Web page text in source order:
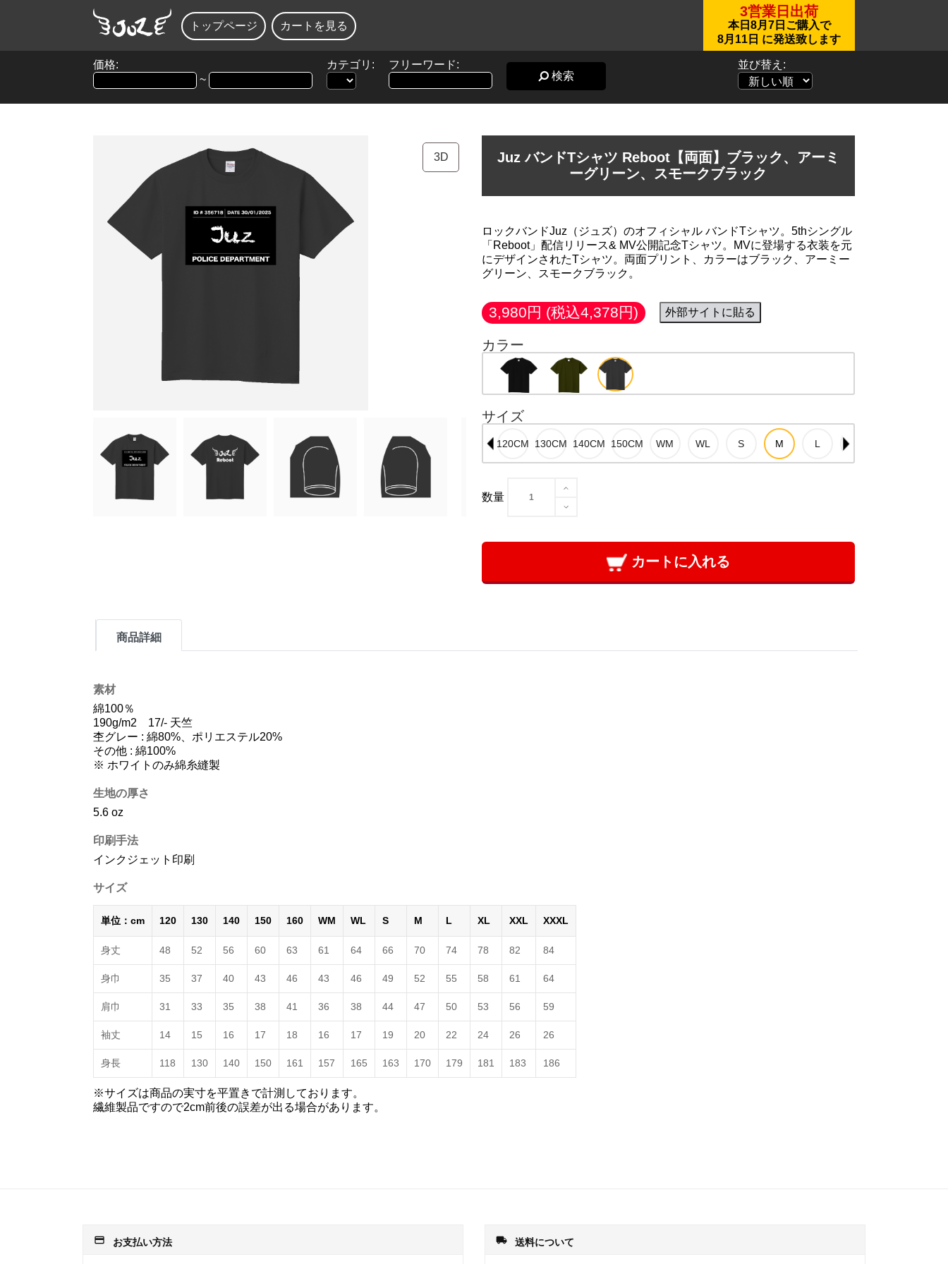
トップページ カートを見る
3営業日出荷
本日 8月7日 ご購入で
8月11日 に発送致します
価格:
~
カテゴリ:
フリーワード:
検索
並び替え:
3D
Juz バンドTシャツ Reboot【両面】ブラック、アーミ
ーグリーン、スモークブラック
ロックバンドJuz（ジュズ）のオフィシャル バンドTシャツ。5thシングル
「Reboot」配信リリース& MV公開記念Tシャツ。MVに登場する衣装を元
にデザインされたTシャツ。両面プリント、カラーはブラック、アーミー
グリーン、スモークブラック。
3,980円 (税込4,378円) 外部サイトに貼る
カラー
サイズ
数量
カートに入れる
商品詳細
素材
綿100％
190g/m2 17/- 天竺
杢グレー : 綿80%、ポリエステル20%
その他 : 綿100%
※ ホワイトのみ綿糸縫製
生地の厚さ
5.6 oz
印刷手法
インクジェット印刷
サイズ
単位：cm 120 130 140 150 160 WM WL S M L XL XXL XXXL
身丈 48 52 56 60 63 61 64 66 70 74 78 82 84
身巾 35 37 40 43 46 43 46 49 52 55 58 61 64
肩巾 31 33 35 38 41 36 38 44 47 50 53 56 59
袖丈 14 15 16 17 18 16 17 19 20 22 24 26 26
身長 118 130 140 150 161 157 165 163 170 179 181 183 186
※サイズは商品の実寸を平置きで計測しております。
繊維製品ですので2cm前後の誤差が出る場合があります。
payment お支払い方法 local_shipping 送料について